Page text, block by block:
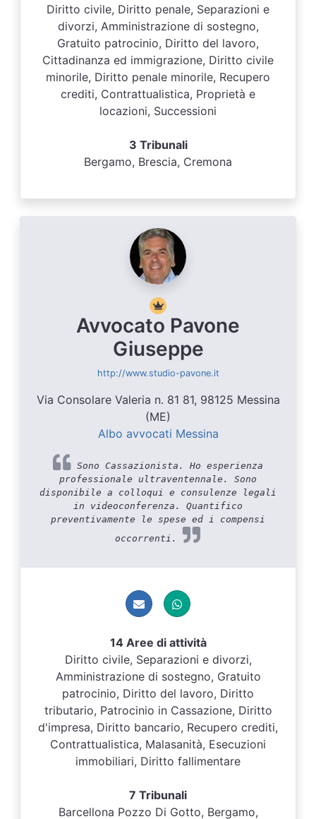
Diritto civile, Diritto penale, Separazioni e
divorzi, Amministrazione di sostegno,
Gratuito patrocinio, Diritto del lavoro,
Cittadinanza ed immigrazione, Diritto civile
minorile, Diritto penale minorile, Recupero
crediti, Contrattualistica, Proprietà e
locazioni, Successioni
3 Tribunali
Bergamo, Brescia, Cremona
Avvocato Pavone
Giuseppe
http://www.studio-pavone.it
Via Consolare Valeria n. 81 81, 98125 Messina
(ME)
Albo avvocati Messina
Sono Cassazionista. Ho esperienza
professionale ultraventennale. Sono
disponibile a colloqui e consulenze legali
in videoconferenza. Quantifico
preventivamente le spese ed i compensi
occorrenti.
14 Aree di attività
Diritto civile, Separazioni e divorzi,
Amministrazione di sostegno, Gratuito
patrocinio, Diritto del lavoro, Diritto
tributario, Patrocinio in Cassazione, Diritto
d'impresa, Diritto bancario, Recupero crediti,
Contrattualistica, Malasanità, Esecuzioni
immobiliari, Diritto fallimentare
7 Tribunali
Barcellona Pozzo Di Gotto, Bergamo,